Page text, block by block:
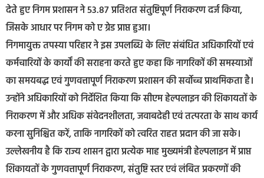
देते हुए निगम प्रशासन ने 53.87 प्रतिशत संतुष्टिपूर्ण निराकरण दर्ज किया,
जिसके आधार पर निगम को ए ग्रेड प्राप्त हुआ।
निगमायुक्त तपस्या परिहार ने इस उपलब्धि के लिए संबंधित अधिकारियों एवं
कर्मचारियों के कार्यों की सराहना करते हुए कहा कि नागरिकों की समस्याओं
का समयबद्ध एवं गुणवत्तापूर्ण निराकरण प्रशासन की सर्वोच्च प्राथमिकता है।
उन्होंने अधिकारियों को निर्देशित किया कि सीएम हेल्पलाइन की शिकायतों के
निराकरण में और अधिक संवेदनशीलता, जवाबदेही एवं तत्परता के साथ कार्य
करना सुनिश्चित करें, ताकि नागरिकों को त्वरित राहत प्रदान की जा सके।
उल्लेखनीय है कि राज्य शासन द्वारा प्रत्येक माह मुख्यमंत्री हेल्पलाइन में प्राप्त
शिकायतों के गुणवत्तापूर्ण निराकरण, संतुष्टि स्तर एवं लंबित प्रकरणों की